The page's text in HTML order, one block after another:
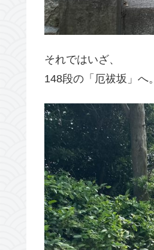
それではいざ、
148段の「厄祓坂」へ。